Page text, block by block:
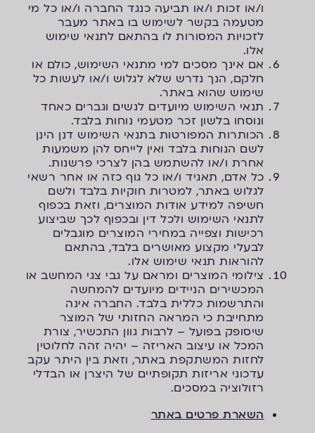
ו/או זכות ו/או תביעה כנגד החברה ו/או כל מי
מטעמה בקשר לשימוש בו באתר מעבר
לזכויות המסורות לו בהתאם לתנאי שימוש
אלו.
אם אינך מסכים למי מתנאי השימוש, כולם או
חלקם, הנך נדרש שלא לגלוש ו/או לעשות כל
שימוש שהוא באתר.
תנאי השימוש מיועדים לנשים וגברים כאחד
ונוסחו בלשון זכר מטעמי נוחות בלבד.
הכותרות המפורטות בתנאי השימוש דנן הינן
לשם הנוחות בלבד ואין לייחס להן משמעות
אחרת ו/או להשתמש בהן לצרכי פרשנות.
כל אדם, תאגיד ו/או כל גוף כזה או אחר רשאי
לגלוש באתר, למטרות חוקיות בלבד ולשם
חשיפה למידע אודות המוצרים, וזאת בכפוף
לתנאי השימוש ולכל דין ובכפוף לכך שביצוע
רכישות וצפייה במחירי המוצרים מוגבלים
לבעלי מקצוע מאושרים בלבד, בהתאם
להוראות תנאי שימוש אלו.
צילומי המוצרים ומראם על גבי צגי המחשב או
המכשירים הניידים מיועדים להמחשה
והתרשמות כללית בלבד. החברה אינה
מתחייבת כי המראה החזותי של המוצר
שיסופק בפועל – לרבות גוון התכשיר, צורת
המכל או עיצוב האריזה – יהיה זהה לחלוטין
לחזות המשתקפת באתר, וזאת בין היתר עקב
עדכוני אריזות תקופתיים של היצרן או הבדלי
רזולוציה במסכים.
השארת פרטים באתר